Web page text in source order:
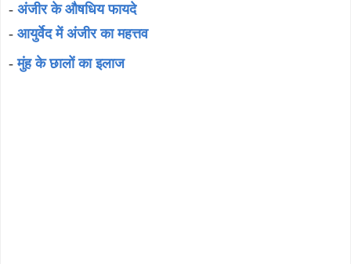
- अंजीर के औषधिय फायदे
- आयुर्वेद में अंजीर का महत्तव
-मुंह के छालों का इलाज